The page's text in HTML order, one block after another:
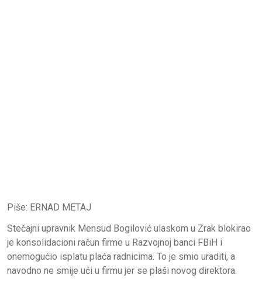
Piše: ERNAD METAJ
Stečajni upravnik Mensud Bogilović ulaskom u Zrak blokirao
je konsolidacioni račun firme u Razvojnoj banci FBiH i
onemogućio isplatu plaća radnicima. To je smio uraditi, a
navodno ne smije ući u firmu jer se plaši novog direktora.